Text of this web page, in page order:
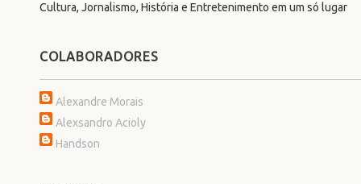
Cultura, Jornalismo, História e Entretenimento em um só lugar
COLABORADORES
Alexandre Morais
Alexsandro Acioly
Handson